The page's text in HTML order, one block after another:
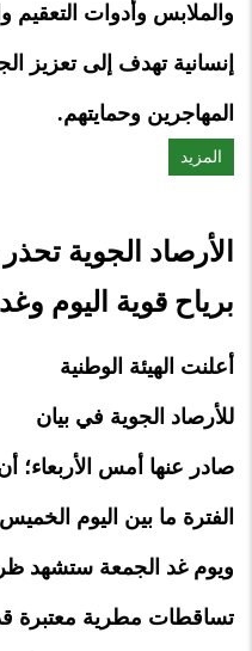
والملابس وأدوات التعقيم
إنسانية تهدف إلى تعزيز
المهاجرين وحمايتهم.
المزيد
الأرصاد الجوية
برياح قوية اليوم وغدا
أعلنت الهيئة الوطنية
للأرصاد الجوية في بيان
صادر عنها أمس الأربعاء؛
الفترة ما بين اليوم الخميس
ويوم غد الجمعة ستشهد